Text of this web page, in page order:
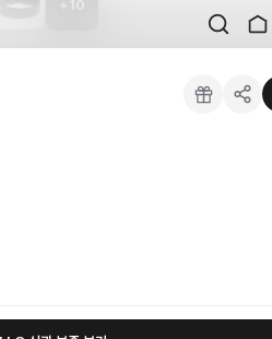
을 확인하며, 상품당 평균 4~8장의 검수
부담이며, 상품 하자 시에는 무료입니다.
송으로 빠르게 만나보세요! 지금 바로 듀
10